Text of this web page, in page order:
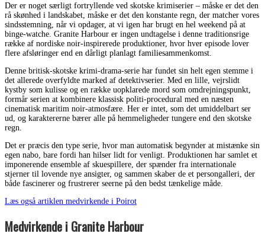
Der er noget særligt fortryllende ved skotske krimiserier – måske er det den
rå skønhed i landskabet, måske er det den konstante regn, der matcher vores
sindsstemning, når vi opdager, at vi igen har brugt en hel weekend på at
binge-watche. Granite Harbour er ingen undtagelse i denne traditionsrige
række af nordiske noir-inspirerede produktioner, hvor hver episode lover
flere afsløringer end en dårligt planlagt familiesammenkomst.
Denne britisk-skotske krimi-drama-serie har fundet sin helt egen stemme i
det allerede overfyldte marked af detektivserier. Med en lille, vejrslidt
kystby som kulisse og en række uopklarede mord som omdrejningspunkt,
formår serien at kombinere klassisk politi-procedural med en næsten
cinematisk maritim noir-atmosfære. Her er intet, som det umiddelbart ser
ud, og karaktererne bærer alle på hemmeligheder tungere end den skotske
regn.
Det er præcis den type serie, hvor man automatisk begynder at mistænke sin
egen nabo, bare fordi han hilser lidt for venligt. Produktionen har samlet et
imponerende ensemble af skuespillere, der spænder fra internationale
stjerner til lovende nye ansigter, og sammen skaber de et persongalleri, der
både fascinerer og frustrerer seerne på den bedst tænkelige måde.
Læs også artiklen medvirkende i Poirot
Medvirkende i Granite Harbour